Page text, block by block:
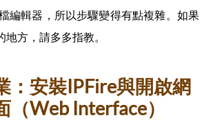
編輯器，所以步驟變得有點複雜。如果
方，請多多指教。
：安裝IPFire與開啟網
（Web Interface）